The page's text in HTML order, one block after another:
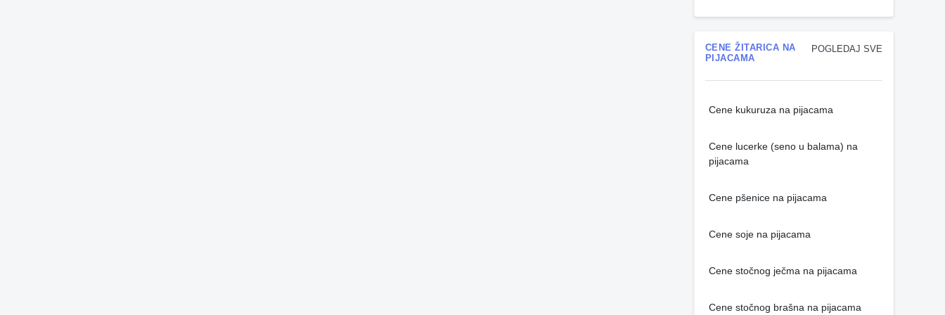
POGLEDAJ SVE
CENE ŽITARICA NA
PIJACAMA
Cene kukuruza na pijacama
Cene lucerke (seno u balama) na
pijacama
Cene pšenice na pijacama
Cene soje na pijacama
Cene stočnog ječma na pijacama
Cene stočnog brašna na pijacama